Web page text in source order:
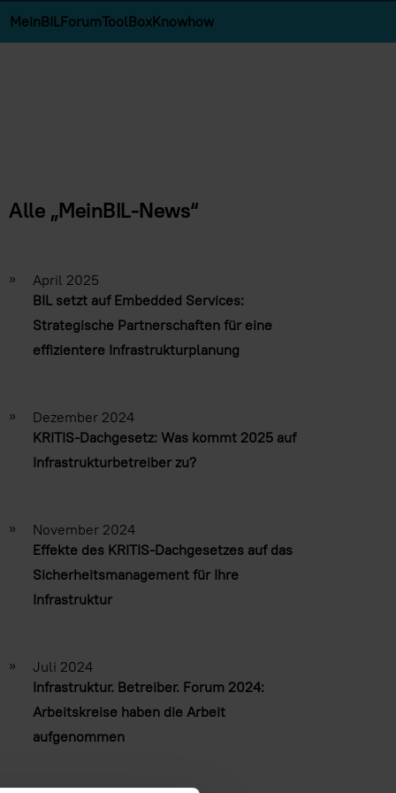
MeinBILForumToolBoxKnowhow
Alle „MeinBIL-News“
»
April 2025
BIL setzt auf Embedded Services:
Strategische Partnerschaften für eine
effizientere Infrastrukturplanung
»
Dezember 2024
KRITIS-Dachgesetz: Was kommt 2025 auf
Infrastrukturbetreiber zu?
»
November 2024
Effekte des KRITIS-Dachgesetzes auf das
Sicherheitsmanagement für Ihre
Infrastruktur
»
Juli 2024
Infrastruktur. Betreiber. Forum 2024:
Arbeitskreise haben die Arbeit
aufgenommen